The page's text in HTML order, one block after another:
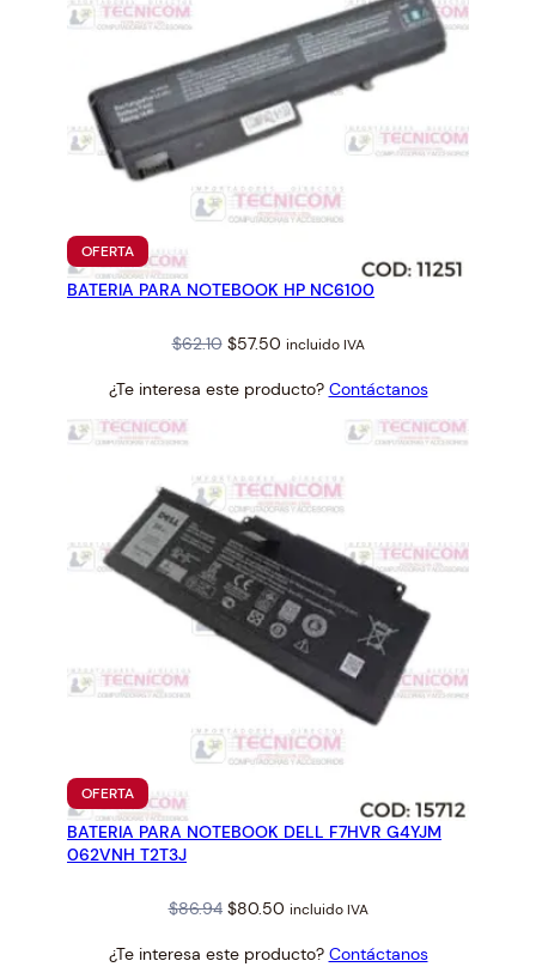
OFERTAPRODUCTO
EN
OFERTA
BATERIA PARA NOTEBOOK HP NC6100
$62.10 Original
was:
$57.50Current
is:
incluido IVA
¿Te interesa este producto? Contáctanos
OFERTAPRODUCTO
EN
OFERTA
BATERIA PARA NOTEBOOK DELL F7HVR G4YJM
062VNH T2T3J
$86.94 Original
was:
$80.50Current
is:
incluido IVA
¿Te interesa este producto? Contáctanos